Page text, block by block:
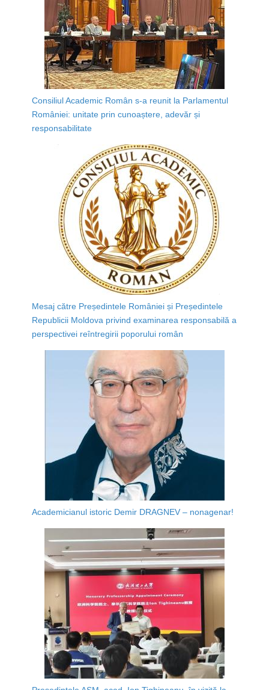
Consiliul Academic Român s-a reunit la Parlamentul
României: unitate prin cunoaștere, adevăr și
responsabilitate
Mesaj către Președintele României și Președintele
Republicii Moldova privind examinarea responsabilă a
perspectivei reîntregirii poporului român
Academicianul istoric Demir DRAGNEV – nonagenar!